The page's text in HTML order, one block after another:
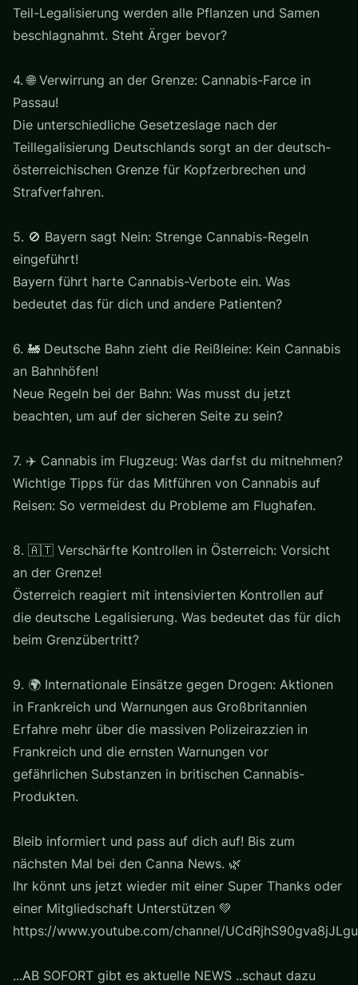
Teil-Legalisierung werden alle Pflanzen und Samen
beschlagnahmt. Steht Ärger bevor?
4. 🌐 Verwirrung an der Grenze: Cannabis-Farce in
Passau!
Die unterschiedliche Gesetzeslage nach der
Teillegalisierung Deutschlands sorgt an der deutsch-
österreichischen Grenze für Kopfzerbrechen und
Strafverfahren.
5. 🚫 Bayern sagt Nein: Strenge Cannabis-Regeln
eingeführt!
Bayern führt harte Cannabis-Verbote ein. Was
bedeutet das für dich und andere Patienten?
6. 🚂 Deutsche Bahn zieht die Reißleine: Kein Cannabis
an Bahnhöfen!
Neue Regeln bei der Bahn: Was musst du jetzt
beachten, um auf der sicheren Seite zu sein?
7. ✈️ Cannabis im Flugzeug: Was darfst du mitnehmen?
Wichtige Tipps für das Mitführen von Cannabis auf
Reisen: So vermeidest du Probleme am Flughafen.
8. 🇦🇹 Verschärfte Kontrollen in Österreich: Vorsicht
an der Grenze!
Österreich reagiert mit intensivierten Kontrollen auf
die deutsche Legalisierung. Was bedeutet das für dich
beim Grenzübertritt?
9. 🌍 Internationale Einsätze gegen Drogen: Aktionen
in Frankreich und Warnungen aus Großbritannien
Erfahre mehr über die massiven Polizeirazzien in
Frankreich und die ernsten Warnungen vor
gefährlichen Substanzen in britischen Cannabis-
Produkten.
Bleib informiert und pass auf dich auf! Bis zum
nächsten Mal bei den Canna News. 🌿
Ihr könnt uns jetzt wieder mit einer Super Thanks oder
einer Mitgliedschaft Unterstützen 💚
https://www.youtube.com/channel/
...AB SOFORT gibt es aktuelle NEWS ..schaut dazu